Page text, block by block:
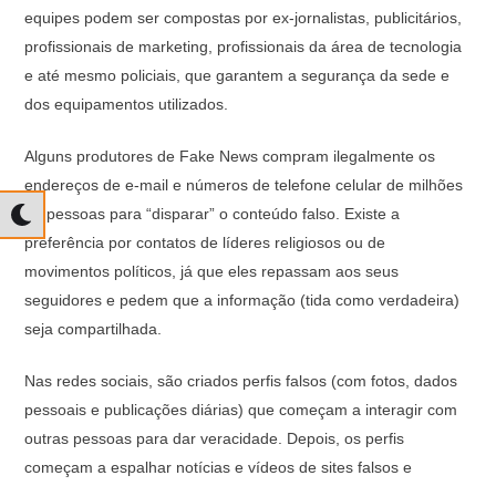
equipes podem ser compostas por ex-jornalistas, publicitários,
profissionais de marketing, profissionais da área de tecnologia
e até mesmo policiais, que garantem a segurança da sede e
dos equipamentos utilizados.
Alguns produtores de Fake News compram ilegalmente os
endereços de e-mail e números de telefone celular de milhões
de pessoas para “disparar” o conteúdo falso. Existe a
preferência por contatos de líderes religiosos ou de
movimentos políticos, já que eles repassam aos seus
seguidores e pedem que a informação (tida como verdadeira)
seja compartilhada.
Nas redes sociais, são criados perfis falsos (com fotos, dados
pessoais e publicações diárias) que começam a interagir com
outras pessoas para dar veracidade. Depois, os perfis
começam a espalhar notícias e vídeos de sites falsos e